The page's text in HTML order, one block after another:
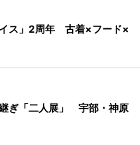
ス」2周年 古着×フード×
ぎ「二人展」 宇部・神原